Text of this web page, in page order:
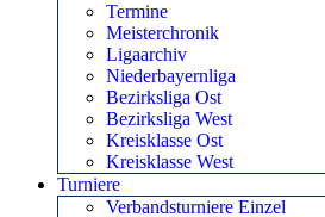
Partien
Termine
Meisterchronik
Ligaarchiv
Niederbayernliga
Bezirksliga Ost
Bezirksliga West
Kreisklasse Ost
Kreisklasse West
Turniere